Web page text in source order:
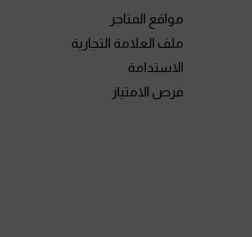
مواقع المتاجر
ملف العلامة التجارية
الاستدامة
فرص الامتياز